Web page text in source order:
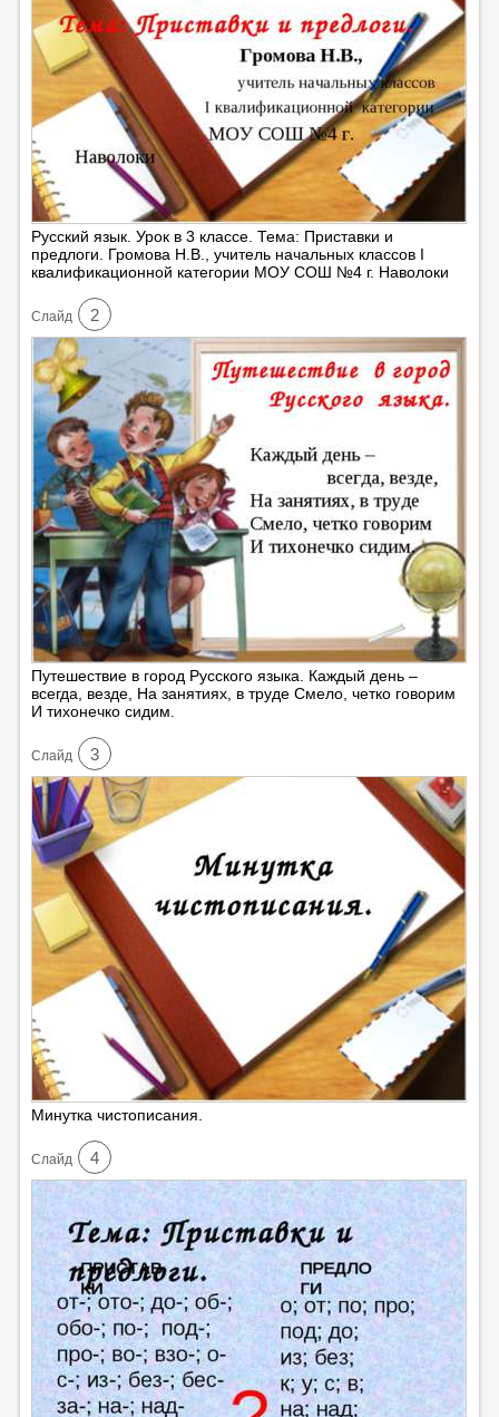
Русский язык. Урок в 3 классе. Тема: Приставки и
предлоги. Громова Н.В., учитель начальных классов I
квалификационной категории МОУ СОШ №4 г. Наволоки
Cлайд 2
Путешествие в город Русского языка. Каждый день –
всегда, везде, На занятиях, в труде Смело, четко говорим
И тихонечко сидим.
Cлайд 3
Минутка чистописания.
Cлайд 4